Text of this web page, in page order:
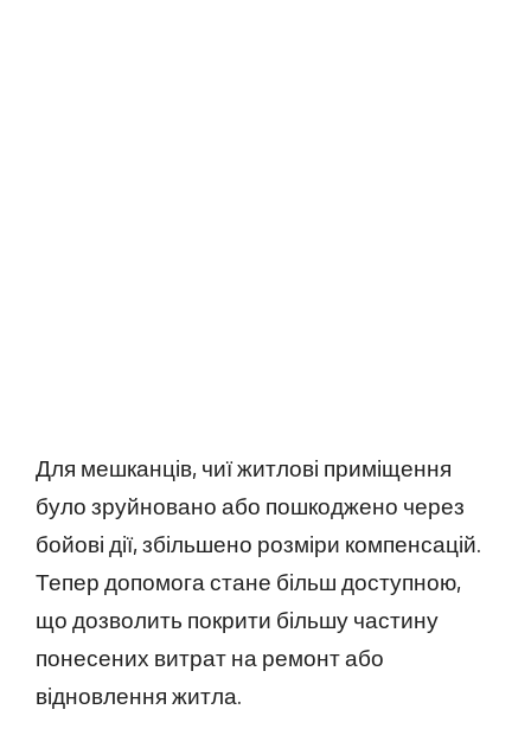
Для мешканців, чиї житлові приміщення
було зруйновано або пошкоджено через
бойові дії, збільшено розміри компенсацій.
Тепер допомога стане більш доступною,
що дозволить покрити більшу частину
понесених витрат на ремонт або
відновлення житла.